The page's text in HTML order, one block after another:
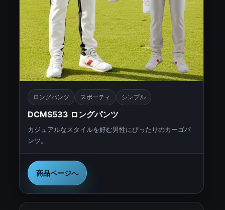
ロングパンツ スポーティ シンプル
DCMS533 ロングパンツ
カジュアルなスタイルを好む男性にぴったりのカーゴパ
ンツ。
商品ページへ